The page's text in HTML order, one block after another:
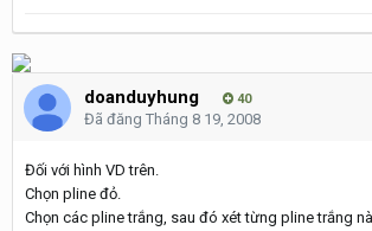
doanduyhung 40
Đã đăng Tháng 8 19, 2008
Đối với hình VD trên.
Chọn pline đỏ.
Chọn các pline trắng, sau đó xét từng pline trắng